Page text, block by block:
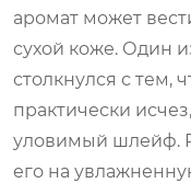
аромат может
сухой коже. Один
столкнулся с тем,
практически
уловимый шлейф.
его на